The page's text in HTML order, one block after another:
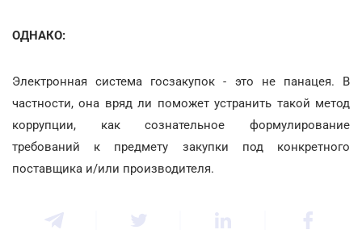
ОДНАКО:
Электронная система госзакупок - это не панацея. В
частности, она вряд ли поможет устранить такой метод
коррупции, как сознательное формулирование
требований к предмету закупки под конкретного
поставщика и/или производителя.